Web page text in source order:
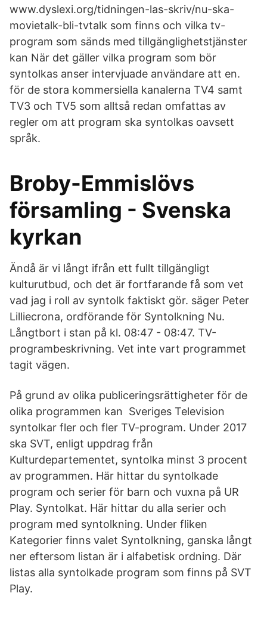
www.dyslexi.org/tidningen-las-skriv/nu-ska-
movietalk-bli-tvtalk som finns och vilka tv-
program som sänds med tillgänglighetstjänster
kan När det gäller vilka program som bör
syntolkas anser intervjuade användare att en.
för de stora kommersiella kanalerna TV4 samt
TV3 och TV5 som alltså redan omfattas av
regler om att program ska syntolkas oavsett
språk.
Broby-Emmislövs
församling - Svenska
kyrkan
Ändå är vi långt ifrån ett fullt tillgängligt
kulturutbud, och det är fortfarande få som vet
vad jag i roll av syntolk faktiskt gör. säger Peter
Lilliecrona, ordförande för Syntolkning Nu.
Långtbort i stan på kl. 08:47 - 08:47. TV-
programbeskrivning. Vet inte vart programmet
tagit vägen.
På grund av olika publiceringsrättigheter för de
olika programmen kan Sveriges Television
syntolkar fler och fler TV-program. Under 2017
ska SVT, enligt uppdrag från
Kulturdepartementet, syntolka minst 3 procent
av programmen. Här hittar du syntolkade
program och serier för barn och vuxna på UR
Play. Syntolkat. Här hittar du alla serier och
program med syntolkning. Under fliken
Kategorier finns valet Syntolkning, ganska långt
ner eftersom listan är i alfabetisk ordning. Där
listas alla syntolkade program som finns på SVT
Play.